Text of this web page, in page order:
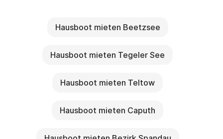
Hausboot mieten Beetzsee
Hausboot mieten Tegeler See
Hausboot mieten Teltow
Hausboot mieten Caputh